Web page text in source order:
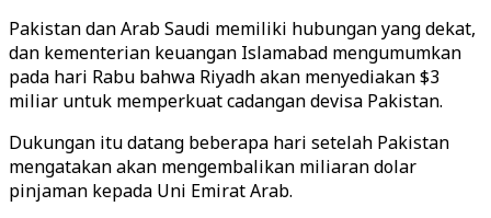
Pakistan dan Arab Saudi memiliki hubungan yang dekat,
dan kementerian keuangan Islamabad mengumumkan
pada hari Rabu bahwa Riyadh akan menyediakan $3
miliar untuk memperkuat cadangan devisa Pakistan.
Dukungan itu datang beberapa hari setelah Pakistan
mengatakan akan mengembalikan miliaran dolar
pinjaman kepada Uni Emirat Arab.